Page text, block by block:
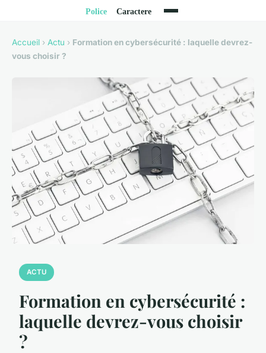
Accueil › Actu › Formation en cybersécurité : laquelle devrez-
vous choisir ?
ACTU
Formation en cybersécurité :
laquelle devrez-vous choisir
?